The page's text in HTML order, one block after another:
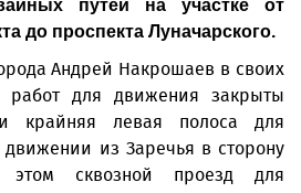
путей на участке от
до проспекта Луначарского.
Андрей Накрошаев в своих
работ для движения закрыты
крайняя левая полоса для
из Заречья в сторону
этом сквозной проезд для